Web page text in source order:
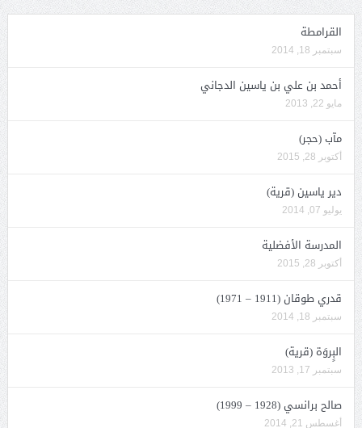
القرامطة
سبتمبر 18, 2014
أحمد بن علي بن ياسين الدجاني
مايو 22, 2013
مآب (حجر)
أكتوبر 28, 2015
دير ياسين (قرية)
يوليو 07, 2014
المدرسة الأفضلية
أكتوبر 28, 2015
قدري طوقان (1911 – 1971)
سبتمبر 18, 2014
البٍروَة (قرية)
سبتمبر 17, 2013
صالح برانسي (1928 – 1999)
أغسطس 21, 2014